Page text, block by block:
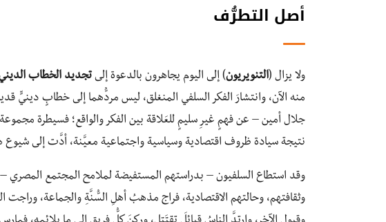
أصل التطرُّف
ولا يزال (التنويريون) إلى اليوم يجاهرون بالدعوة إلى تجديد الخطاب
منه الآن، وانتشارَ الفكر السلفي المنغلق، ليس مردُّهما إلى خطابٍ دينيٍّ
جلال أمين – عن فهمٍ غيرِ سليمٍ للعَلاقة بين الفكر والواقع؛ فسيطرة
نتيجة سيادة ظروف اقتصادية وسياسية واجتماعية معيَّنة، أدَّت إلى شيوع
وقد استطاع السلفيون – بدراستهم المستفيضة لملامح المجتمع المصري – أن
وثقافتهم، وحالتهم الاقتصادية، فراج مذهبُ أهلِ السُّنَّةِ والجماعة، وراجت